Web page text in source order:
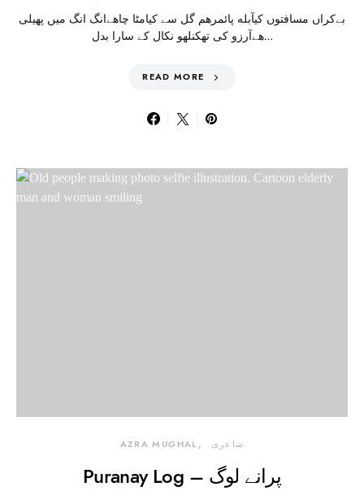
بےکراں مسافتوں کیآبله پائمرهم گل سے کیامٹا چاهےانگ انگ میں پهیلی
هےآرزو کی تھکنلهو نکال کے سارا بدل…
READ MORE
AZRA MUGHAL شاعری
Puranay Log – پرانے لوگ